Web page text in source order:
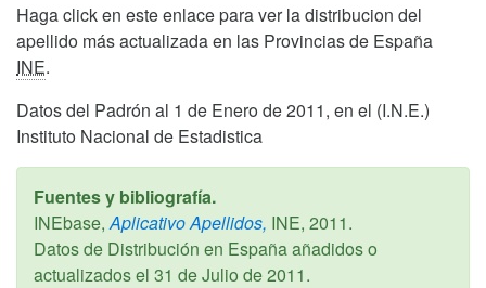
Haga click en este enlace para ver la distribucion del
apellido más actualizada en las Provincias de España
INE.
Datos del Padrón al 1 de Enero de 2011, en el (I.N.E.)
Instituto Nacional de Estadistica
Fuentes y bibliografía.
INEbase,Aplicativo Apellidos, INE, 2011.
Datos de Distribución en España añadidos o
actualizados el 31 de Julio de 2011.